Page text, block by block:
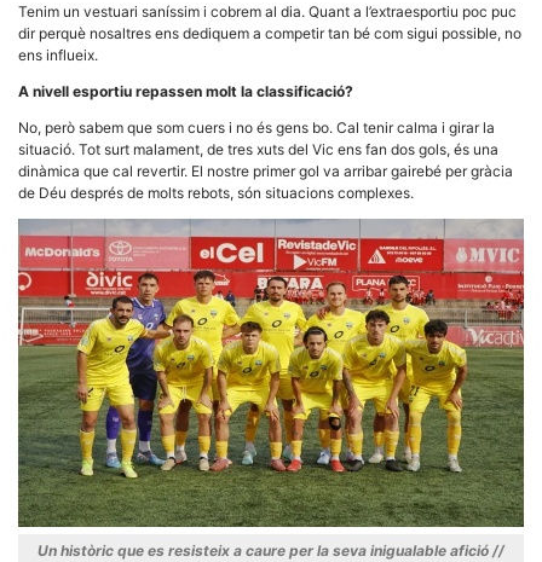
Tenim un vestuari saníssim i cobrem al dia. Quant a l’extraesportiu poc puc
dir perquè nosaltres ens dediquem a competir tan bé com sigui possible, no
ens influeix.
A nivell esportiu repassen molt la classificació?
No, però sabem que som cuers i no és gens bo. Cal tenir calma i girar la
situació. Tot surt malament, de tres xuts del Vic ens fan dos gols, és una
dinàmica que cal revertir. El nostre primer gol va arribar gairebé per gràcia
de Déu després de molts rebots, són situacions complexes.
Un històric que es resisteix a caure per la seva inigualable afició //
Màrqueting
interessos i
mentre
navegues pel
nostre lloc
web
incrementes
la possibilitat
de mirar
només
anuncis,
ofertes i
contingut
personalitzat.